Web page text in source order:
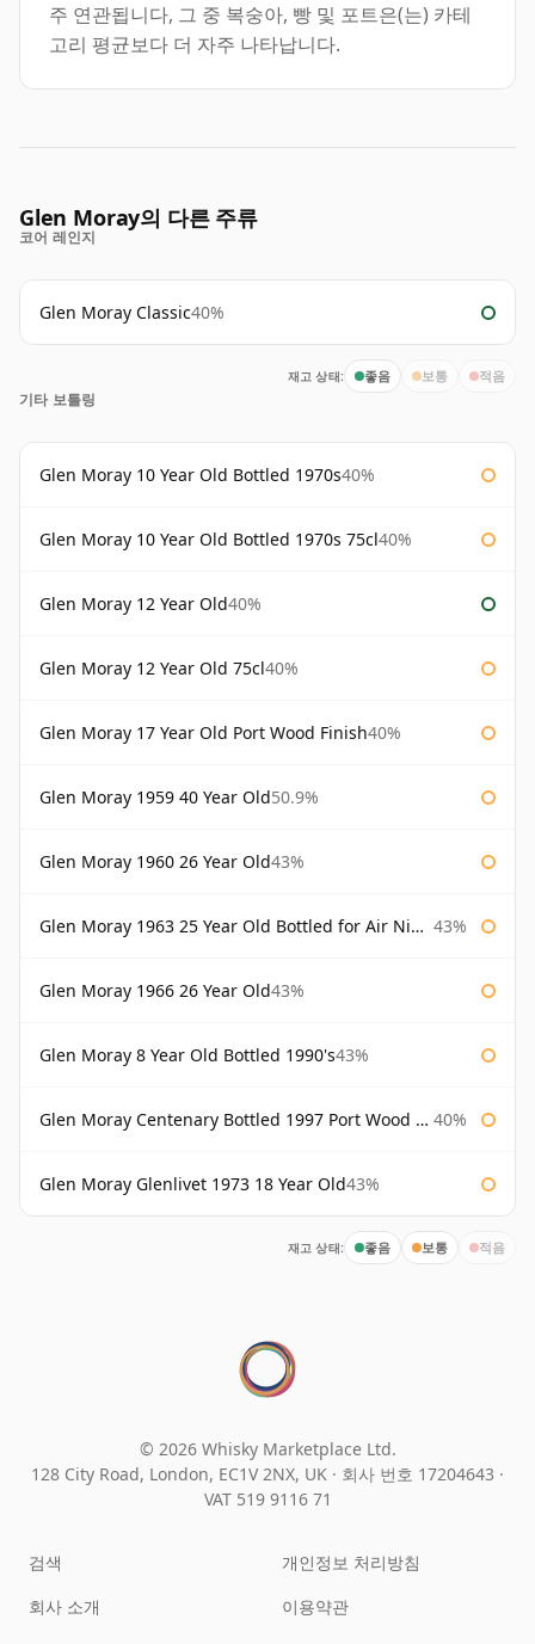
주 연관됩니다, 그 중 복숭아, 빵 및 포트은(는) 카테
고리 평균보다 더 자주 나타납니다.
Glen Moray의 다른 주류
코어 레인지
Glen Moray Classic40%
재고 상태: 좋음 보통 적음
기타 보틀링
Glen Moray 10 Year Old Bottled 1970s40%
Glen Moray 10 Year Old Bottled 1970s 75cl40%
Glen Moray 12 Year Old40%
Glen Moray 12 Year Old 75cl40%
Glen Moray 17 Year Old Port Wood Finish40%
Glen Moray 1959 40 Year Old50.9%
Glen Moray 1960 26 Year Old43%
Glen Moray 1963 25 Year Old Bottled for Air Nippon 43%
Glen Moray 1966 26 Year Old43%
Glen Moray 8 Year Old Bottled 1990's43%
Glen Moray Centenary Bottled 1997 Port Wood Finish 40%
Glen Moray Glenlivet 1973 18 Year Old43%
재고 상태: 좋음 보통 적음
© 2026 Whisky Marketplace Ltd.
128 City Road, London, EC1V 2NX, UK · 회사 번호 17204643 ·
VAT 519 9116 71
검색
회사 소개
개인정보 처리방침
이용약관